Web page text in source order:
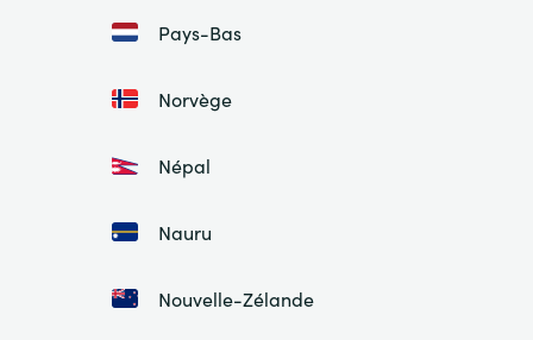
Pays-Bas
Norvège
Népal
Nauru
Nouvelle-Zélande